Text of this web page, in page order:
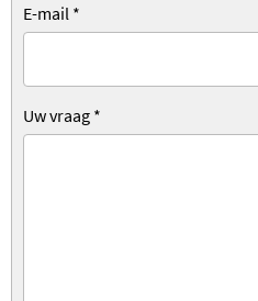
E-mail *
Uw vraag *